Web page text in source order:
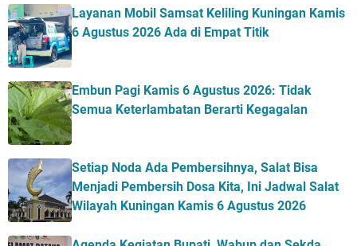
Layanan Mobil Samsat Keliling Kuningan Kamis
6 Agustus 2026 Ada di Empat Titik
Embun Pagi Kamis 6 Agustus 2026: Tidak
Semua Keterlambatan Berarti Kegagalan
Setiap Noda Ada Pembersihnya, Salat Bisa
Menjadi Pembersih Dosa Kita, Ini Jadwal Salat
Wilayah Kuningan Kamis 6 Agustus 2026